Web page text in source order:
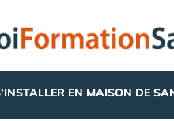
EN MAISON DE